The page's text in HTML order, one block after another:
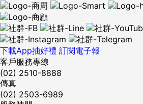
下載App抽好禮 訂閱電子報
客戶服務專線
(02) 2510-8888
傳真
(02) 2503-6989